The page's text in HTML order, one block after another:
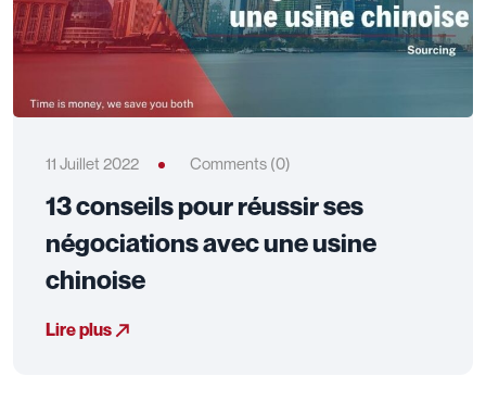
11 Juillet 2022 Comments (0)
13 conseils pour réussir ses
négociations avec une usine
chinoise
Lire plus